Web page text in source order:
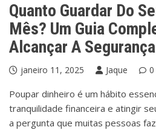
Quanto Guardar Do
Mês? Um Guia
Alcançar A
janeiro 11, 2025 Jaque 0
Poupar dinheiro é um hábito
tranquilidade financeira e atingir
a pergunta que muitas pessoas